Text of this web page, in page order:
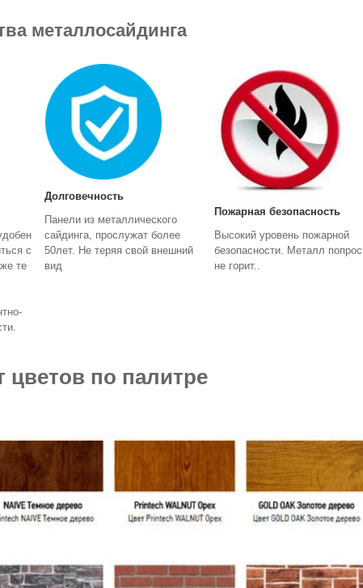
металлосайдинга
с
те
Долговечность
Панели из металлического
сайдинга, прослужат более
50лет. Не теряя свой внешний
вид
Пожарная безопасность
Высокий уровень пожарной
безопасности. Металл
не горит..
цветов по палитре